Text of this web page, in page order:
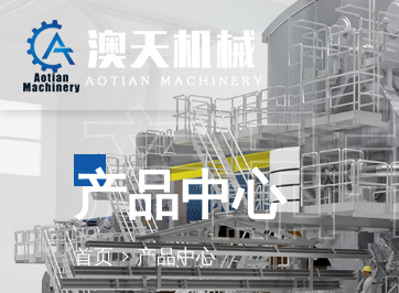
产品中心
首页>产品中心
产品